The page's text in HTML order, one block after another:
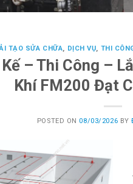
TẠO SỬA CHỮA, DỊCH VỤ, THI
– Thi Công –
Khí FM200 Đạt
POSTED ON 08/03/2026 BY